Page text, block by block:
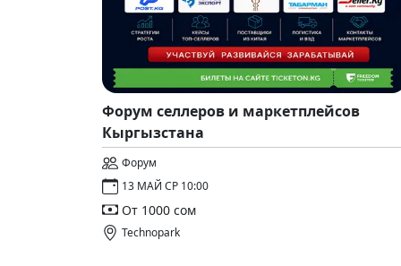
Форум селлеров и маркетплейсов
Кыргызстана
Форум
13 МАЙ СР 10:00
От 1000 сом
Technopark